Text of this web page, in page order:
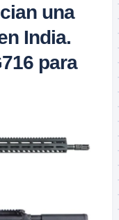
una
India.
para